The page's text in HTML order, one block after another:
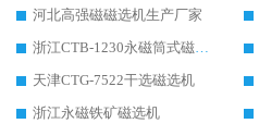
河北高强磁磁选机生产厂家
浙江CTB-1230永磁筒式磁选机生产厂家
天津CTG-7522干选磁选机
浙江永磁铁矿磁选机